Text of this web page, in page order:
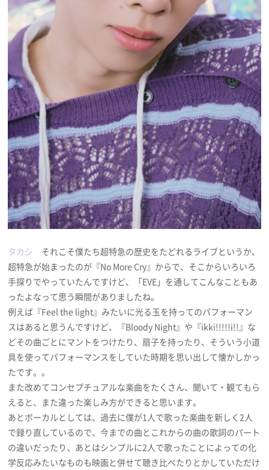
タカシ それこそ僕たち超特急の歴史をたどれるライブというか、
超特急が始まったのが『No More Cry』からで、そこからいろいろ
手探りでやっていたんですけど、「EVE」を通してこんなこともあ
ったよなって思う瞬間がありましたね。
例えば『Feel the light』みたいに光る玉を持ってのパフォーマン
スはあると思うんですけど、『Bloody Night』や『ikki!!!!!i!!』な
どその曲ごとにマントをつけたり、扇子を持ったり、そういう小道
具を使ってパフォーマンスをしていた時期を思い出して懐かしかっ
たです。。
また改めてコンセプチュアルな楽曲をたくさん、聞いて・観てもら
えると、また違った楽しみ方ができると思います。
あとボーカルとしては、過去に僕が1人で歌った楽曲を新しく2人
で録り直しているので、今までの曲とこれからの曲の歌詞のパート
の違いだったり、あとはシンプルに2人で歌ったことによっての化
学反応みたいなものも映画と併せて聴き比べたりとかしていただけ